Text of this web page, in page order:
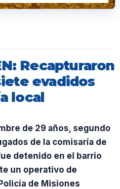
Recapturaron
evadidos
local
de 29 años, segundo
de la comisaría de
detenido en el barrio
un operativo de
de Misiones